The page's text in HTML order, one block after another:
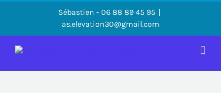
contenu
Sébastien - 06 88 89 45 95 |
as.elevation30@gmail.com